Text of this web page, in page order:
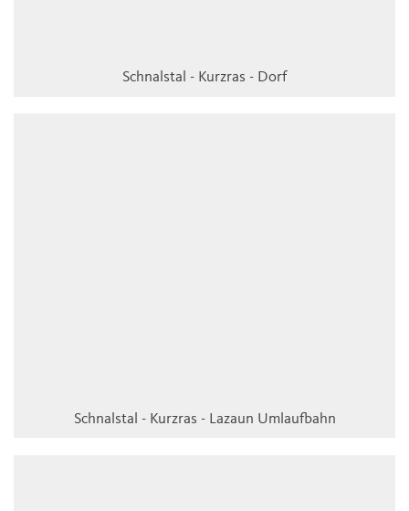
Schnalstal - Kurzras - Dorf
Schnalstal - Kurzras - Lazaun Umlaufbahn